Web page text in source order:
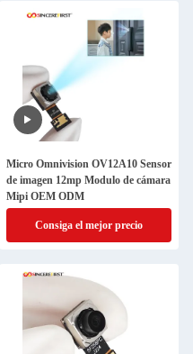
Micro Omnivision OV12A10 Sensor
de imagen 12mp Modulo de cámara
Mipi OEM ODM
Consiga el mejor precio